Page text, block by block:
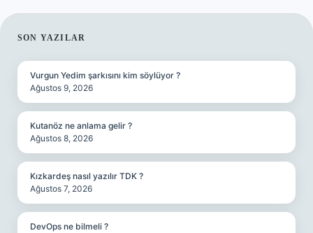
SIDEBAR
SON YAZILAR
Vurgun Yedim şarkısını kim söylüyor ?
Ağustos 9, 2026
Kutanöz ne anlama gelir ?
Ağustos 8, 2026
Kızkardeş nasıl yazılır TDK ?
Ağustos 7, 2026
DevOps ne bilmeli ?